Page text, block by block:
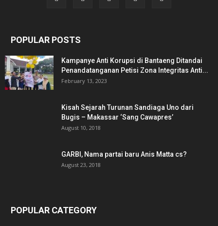
POPULAR POSTS
Kampanye Anti Korupsi di Bantaeng Ditandai
Penandatanganan Petisi Zona Integritas Anti...
February 13, 2023
Kisah Sejarah Turunan Sandiaga Uno dari
Bugis – Makassar ‘Sang Cawapres’
August 10, 2018
GARBI, Nama partai baru Anis Matta cs?
August 23, 2018
POPULAR CATEGORY